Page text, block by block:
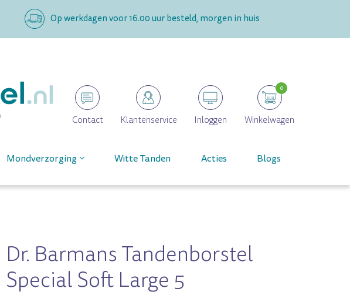
Op werkdagen voor 16.00 uur besteld, morgen in huis
Contact Klantenservice Inloggen Winkelwagen
0
Mondverzorging Witte Tanden Acties Blogs
Dr. Barmans Tandenborstel
Special Soft Large 5